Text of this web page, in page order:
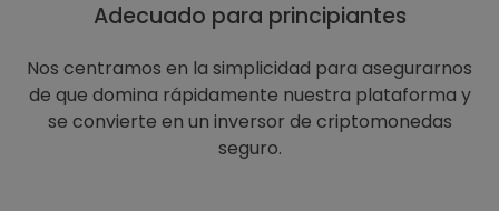
Adecuado para principiantes
Nos centramos en la simplicidad para asegurarnos
de que domina rápidamente nuestra plataforma y
se convierte en un inversor de criptomonedas
seguro.